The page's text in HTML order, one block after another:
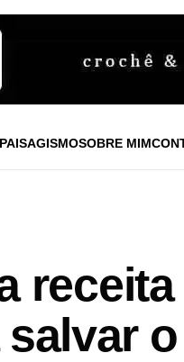
SOBRE MIM